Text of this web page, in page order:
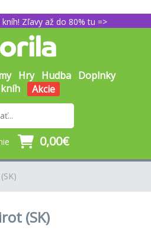
Zľavy až do 80% tu =>
Hry Hudba Doplnky
Akcie
0,00€
(SK)